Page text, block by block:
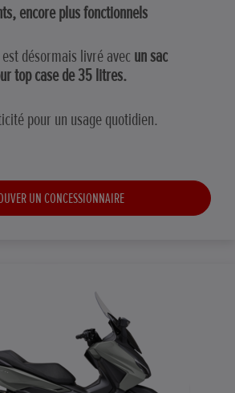
encore plus fonctionnels
désormais livré avec un sac
top case de 35 litres.
pour un usage quotidien.
UN CONCESSIONNAIRE